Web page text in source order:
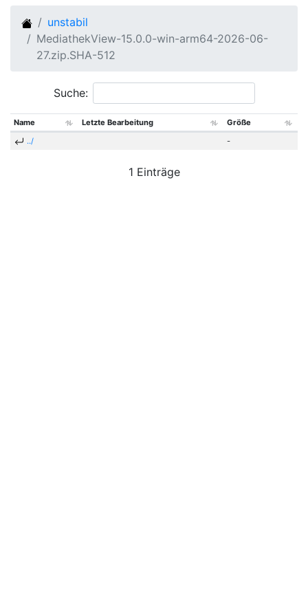
unstabil
MediathekView-15.0.0-win-arm64-2026-06-
27.zip.SHA-512
Suche:
Name Letzte Bearbeitung
Größe
../
-
1 Einträge